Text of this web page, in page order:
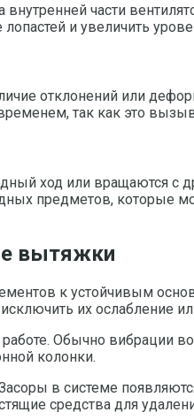
части
и увеличить
отклонений или
так как это
ход или вращаются с
предметов, которые
вытяжки
к устойчивым
их ослабление
Обычно вибрации
колонки.
в системе
средства для